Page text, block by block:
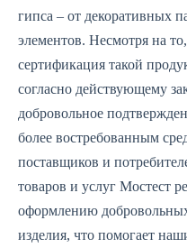
гипса – от декоративных
элементов. Несмотря на
сертификация такой
согласно действующему
добровольное
более востребованным
поставщиков и
товаров и услуг Мостест
оформлению
изделия, что помогает